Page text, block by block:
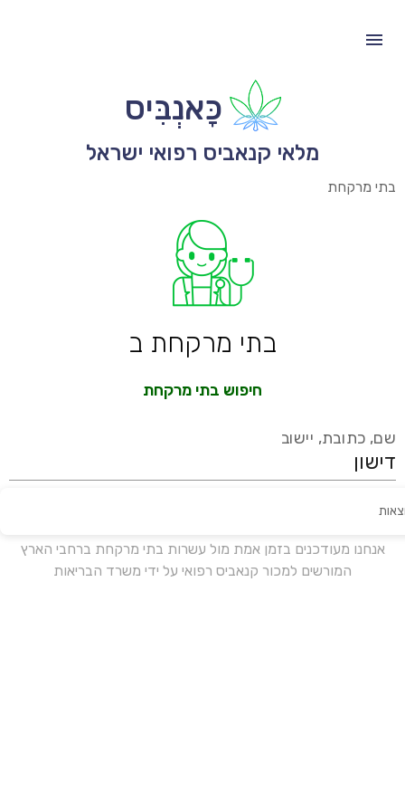
כָּאנְבִּיס
מלאי קנאביס רפואי ישראל
בתי מרקחת
בתי מרקחת ב
חיפוש בתי מרקחת
שם, כתובת, יישוב
אנחנו מעודכנים בזמן אמת מול עשרות בתי מרקחת ברחבי הארץ
המורשים למכור קנאביס רפואי על ידי משרד הבריאות